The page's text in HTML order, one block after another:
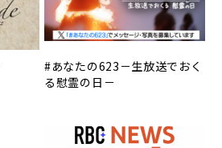
#あなたの623－生放送でおく
る慰霊の日－